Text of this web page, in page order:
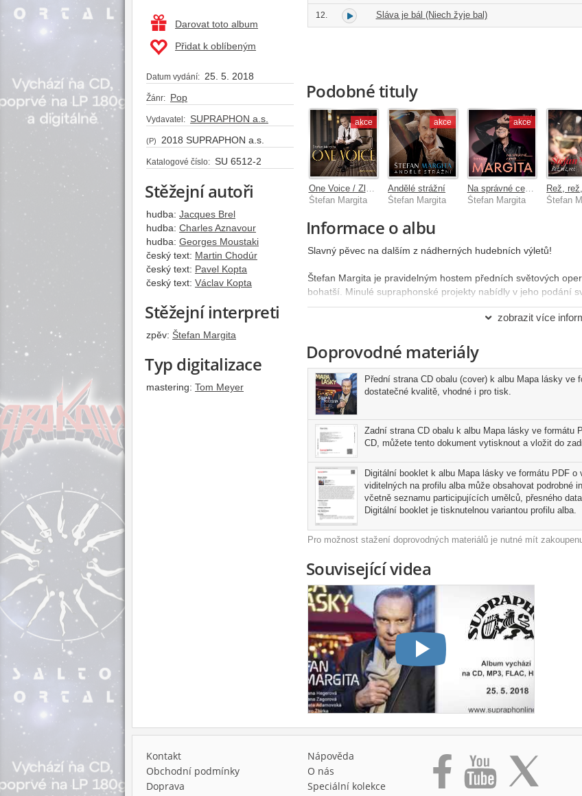
Darovat toto album
Přidat k oblíbeným
Datum vydání: 25. 5. 2018
Žánr: Pop
Vydavatel: SUPRAPHON a.s.
(P) 2018 SUPRAPHON a.s.
Katalogové číslo: SU 6512-2
Stěžejní autoři
hudba: Jacques Brel
hudba: Charles Aznavour
hudba: Georges Moustaki
český text: Martin Chodúr
český text: Pavel Kopta
český text: Václav Kopta
Stěžejní interpreti
zpěv: Štefan Margita
Typ digitalizace
mastering: Tom Meyer
12. Sláva je bál (Niech žyje bal)
Podobné tituly
akce
Štefan Margita
akce
Andělé strážní
Štefan Margita
akce
Na správné cestě
Štefan Margita
Štefan
Informace o albu
Slavný pěvec na dalším z nádherných hudebních výletů!
Štefan Margita je pravidelným hostem předních světových
bohatší. Minulé supraphonské projekty nabídly v jeho podání
melodie a vánoční písničky, nyní připojil lásku k Francii a
ortodoxně galská záležitost, když zazní i původně polské,
některé z těch u nás nejzásadnějších (Jiřina Fikejzová, Pavel
Vojtěch Nýdl), jen pro tuto příležitost pak byly napsány také
Feldek, Martin Chodúr nebo Václav Kopta tvořili přímo na
šansonu Quand on n'a que l'amour pak autorizovala sama
Jacques Brel. Pro tuto kolekci vznikly i dva původní české
Chodúra. Margita také úspěšně oslovil několik vzácných
a Miroslav Žbirka svými výkony album ozdobili. Naprosto
Hanou Hegerovou, využívající staršího záznamu hlasu
pěveckou kariéru v roce 2011. Svým osobním souhlasem tak
první virtuální duet v dějinách české populární hudby.
Šansony jsou velmi krásná i těžká pěvecká kategorie. Proto
vybíral a v produkci Jana Adama a Daniela Hádla uvolněně
Je to jeho srdcová záležitost - a po poslechu tohoto alba bude
zobrazit více
Doprovodné materiály
Přední strana CD obalu (cover) k albu Mapa lásky ve
dostatečné kvalitě, vhodné i pro tisk.
Zadní strana CD obalu k albu Mapa lásky ve formátu
CD, můžete tento dokument vytisknout a vložit do
Digitální booklet k albu Mapa lásky ve formátu PDF
viditelných na profilu alba může obsahovat podrobné
včetně seznamu participujících umělců, přesného
Digitální booklet je tisknutelnou variantou profilu alba.
Pro možnost stažení doprovodných materiálů je nutné mít
Související videa
Kontakt
Obchodní podmínky
Doprava
Nápověda
O nás
Speciální kolekce